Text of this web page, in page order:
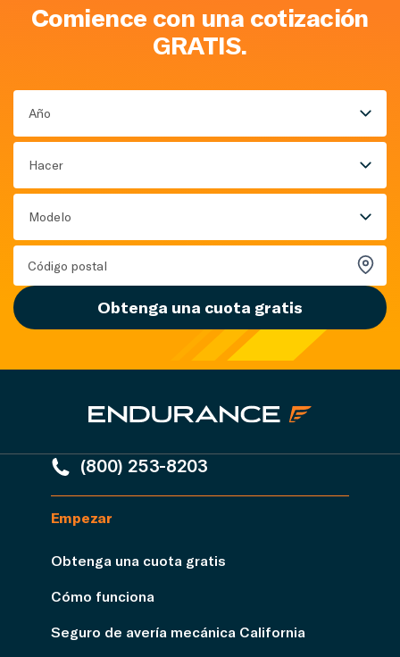
Comience con una cotización
GRATIS.
Año
Hacer
Modelo
Obtenga una cuota gratis
(800) 253-8203
Empezar
Obtenga una cuota gratis
Cómo funciona
Seguro de avería mecánica California